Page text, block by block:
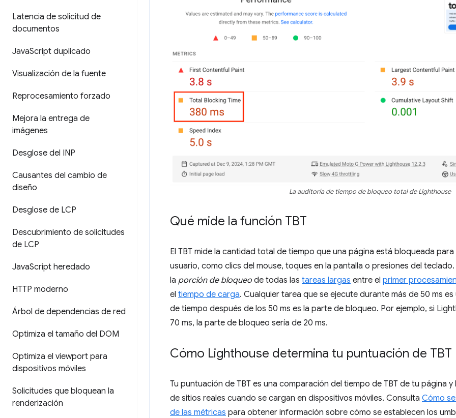
Latencia de solicitud de
documentos
JavaScript duplicado
Visualización de la fuente
Reprocesamiento forzado
Mejora la entrega de
imágenes
Desglose del INP
Causantes del cambio de
diseño
Desglose de LCP
Descubrimiento de solicitudes
de LCP
JavaScript heredado
HTTP moderno
Árbol de dependencias de red
Optimiza el tamaño del DOM
Optimiza el viewport para
dispositivos móviles
Solicitudes que bloquean la
renderización
La auditoría de tiempo de bloqueo total de Lighthouse
Qué mide la función TBT
El TBT mide la cantidad total de tiempo que una página está bloqueada
usuario, como clics del mouse, toques en la pantalla o presiones del teclado.
la porción de bloqueo de todas las tareas largas entre el primer
el tiempo de carga. Cualquier tarea que se ejecute durante más de 50 ms
de tiempo después de los 50 ms es la parte de bloqueo. Por ejemplo, si
70 ms, la parte de bloqueo sería de 20 ms.
Cómo Lighthouse determina tu puntuación de TBT
Tu puntuación de TBT es una comparación del tiempo de TBT de tu página y
de sitios reales cuando se cargan en dispositivos móviles. Consulta Cómo
de las métricas para obtener información sobre cómo se establecen los